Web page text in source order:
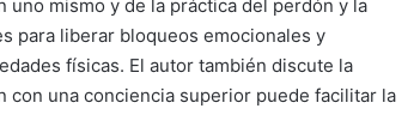
mismo y de la práctica del perdón y la
para liberar bloqueos emocionales y
físicas. El autor también discute la
con una conciencia superior puede facilitar la